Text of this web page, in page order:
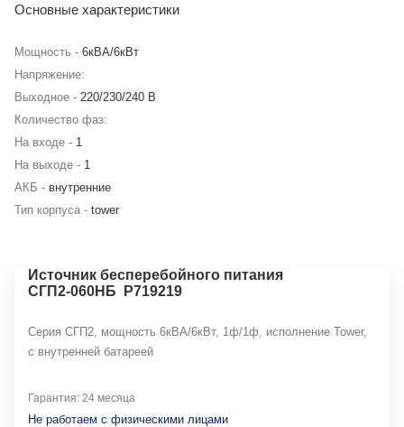
Основные характеристики
Мощность - 6кВА/6кВт
Напряжение:
Выходное - 220/230/240 В
Количество фаз:
На входе - 1
На выходе - 1
АКБ - внутренние
Тип корпуса - tower
Источник бесперебойного питания
СГП2-060НБ Р719219
Серия СГП2, мощность 6кВА/6кВт, 1ф/1ф, исполнение Tower,
с внутренней батареей
Гарантия: 24 месяца
Не работаем с физическими лицами